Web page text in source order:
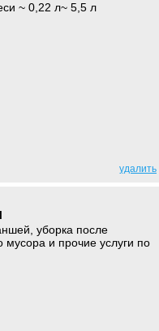
~ 0,22 л~ 5,5 л
удалить
уборка после
мусора и прочие услуги по